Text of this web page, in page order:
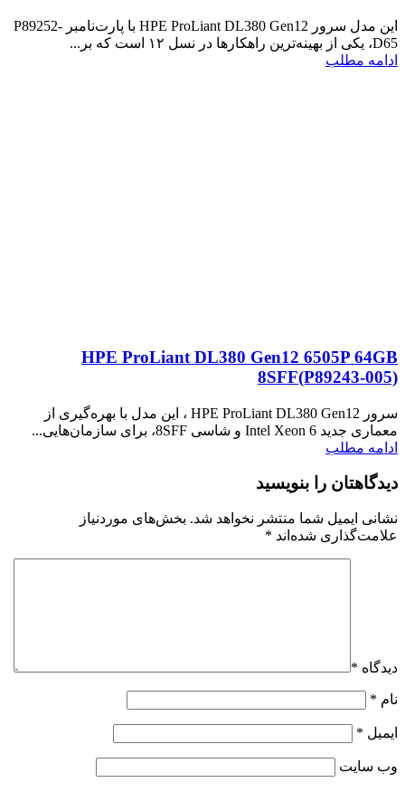
این مدل سرور HPE ProLiant DL380 Gen12 با پارت‌نامبر P89252-
D65، یکی از بهینه‌ترین راهکارها در نسل ۱۲ است که بر...
ادامه مطلب
HPE ProLiant DL380 Gen12 6505P 64GB
8SFF(P89243‑005)
سرور HPE ProLiant DL380 Gen12 ، این مدل با بهره‌گیری از
معماری جدید Intel Xeon 6 و شاسی 8SFF، برای سازمان‌هایی...
ادامه مطلب
دیدگاهتان را بنویسید
نشانی ایمیل شما منتشر نخواهد شد. بخش‌های موردنیاز
علامت‌گذاری شده‌اند *
دیدگاه *
نام *
ایمیل *
وب‌ سایت